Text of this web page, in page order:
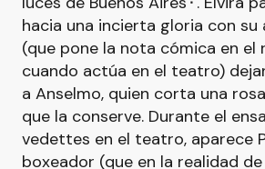
hacia una incierta gloria con su
(que pone la nota cómica en el
cuando actúa en el teatro)
a Anselmo, quien corta una
que la conserve. Durante el
vedettes en el teatro, aparece
boxeador (que en la realidad